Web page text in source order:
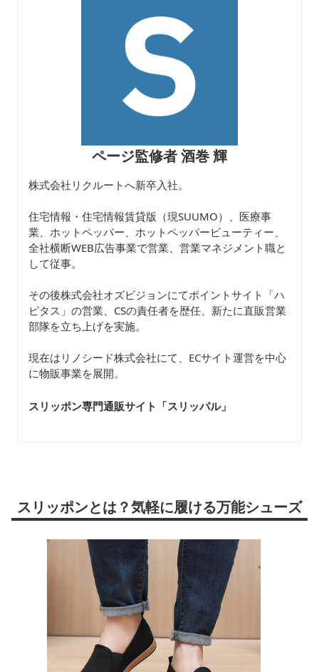
ページ監修者 酒巻 輝
株式会社リクルートへ新卒入社。
住宅情報・住宅情報賃貸版（現SUUMO）、医療事
業、ホットペッパー、ホットペッパービューティー、
全社横断WEB広告事業で営業、営業マネジメント職と
して従事。
その後株式会社オズビジョンにてポイントサイト「ハ
ピタス」の営業、CSの責任者を歴任、新たに直販営業
部隊を立ち上げを実施。
現在はリノシード株式会社にて、ECサイト運営を中心
に物販事業を展開。
スリッポン専門通販サイト「スリッパル」
スリッポンとは？気軽に履ける万能シューズ